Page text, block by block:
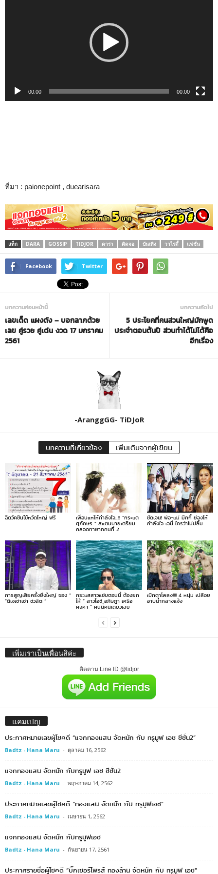
00:00 01:00
ที่มา : paionepoint , duearisara
แท็ก DARA GOSSIP TIDJOR ดารา ติดจอ บันเทิง วาไรตี้ แฟชั่น
Facebook Twitter
บทความก่อนหน้านี้
เลขเด็ด แผงดัง – บอกลาภด้วย
เลข คู่รวย คู่เด่น งวด 17 มกราคม
2561
บทความถัดไป
5 ประโยคที่คนส่วนใหญ่มักพูด
ประจำตอนต้นปี ส่วนทำได้ไม่ได้คือ
อีกเรื่อง
-AranggGG- TiDJoR
บทความที่เกี่ยวข้อง เพิ่มเติมจากผู้เขียน
ฉีดวัคซีนไข้หวัดใหญ่ ฟรี เพื่อนแห่ให้กำลังใจ…!! “กระแต
ศุภักษร ” สแตนบายเตรียม
คลอดทายาทคนที่ 2
ชัดเจน! พ่อ-แม่ มิกกี้ ย่องให้
กำลังใจ เจนี่ ใครว่าไม่ปลื้ม
การสูญเสียครั้งยิ่งใหญ่ ของ ”
“ดีเจเชาเชา ชวลิต ”
กระแสสาวแซ่บตอนนี้ ต้องยก
ให้ ” สาวไอซ์ อภิษฎา เครือ
คงคา ” คนนี้คนเดียวเลย
เบิกตาโพลง!!!! 4 หนุ่ม เปลือย
อาบน้ำกลางแจ้ง
เพิ่มเราเป็นเพื่อนสิค่ะ
ติดตาม Line ID @tidjor
แคมเปญ
ประกาศหมายเลขผู้โชคดี “แจกทองแสน จัดหนัก กับ ทรูมูฟ เอช ซีซั่น2”
Badtz - Hana Maru - ตุลาคม 16, 2562
แจกทองแสน จัดหนัก กับทรูมูฟ เอช ซีซั่น2
Badtz - Hana Maru - พฤษภาคม 14, 2562
ประกาศหมายเลขผู้โชคดี “ทองแสน จัดหนัก กับ ทรูมูฟเอช”
Badtz - Hana Maru - เมษายน 1, 2562
แจกทองแสน จัดหนัก กับทรูมูฟเอช
Badtz - Hana Maru - กันยายน 17, 2561
ประกาศรายชื่อผู้โชคดี “บิ๊กเซอร์ไพรส์ ทองล้าน จัดหนัก กับ ทรูมูฟ เอช”